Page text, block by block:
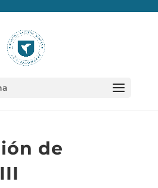
de